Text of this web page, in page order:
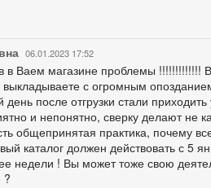
06.01.2023 17:52
в Ваем магазине проблемы !!!!!!!!!!!!!
выкладываете с огромным
после отгрузки стали
и непонятно, сверку делают не
общепринятая практика, почему
каталог должен действовать с 5
недели ! Вы может тоже свою
?